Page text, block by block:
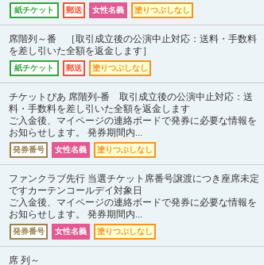
紙チケット 郵送 女性名義 塗りつぶしなし
席階列～番 ［取引成立後の公演中止対応：送料・手数料
を差し引いた全額を返金します］
紙チケット 郵送 塗りつぶしなし
チケットぴあ 席階列-番 取引成立後の公演中止対応：送
料・手数料を差し引いた全額を返金します
ご入金後、マイページの連絡ボードで発券に必要な情報を
お知らせします。 発券期間内...
発券番号 女性名義 塗りつぶしなし
ファンクラブ先行 当選チケット席番号譲渡につき座席未定
ですカーテンコールデイ対象日
ご入金後、マイページの連絡ボードで発券に必要な情報を
お知らせします。 発券期間内...
発券番号 女性名義 塗りつぶしなし
席 列～